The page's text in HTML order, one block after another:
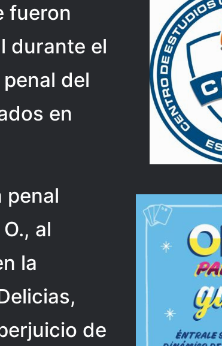
fueron
durante el
del
en
penal
al
la
de